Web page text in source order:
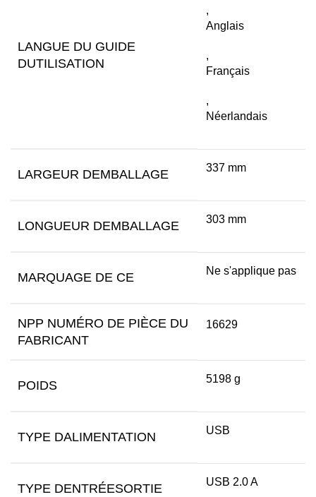
LANGUE DU GUIDE
DUTILISATION
,
Anglais
,
Français
,
Néerlandais
LARGEUR DEMBALLAGE 337 mm
LONGUEUR DEMBALLAGE 303 mm
MARQUAGE DE CE Ne s'applique pas
NPP NUMÉRO DE PIÈCE DU
FABRICANT
16629
POIDS 5198 g
TYPE DALIMENTATION USB
TYPE DENTRÉESORTIE USB 2.0 A